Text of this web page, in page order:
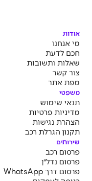
אודות
מי אנחנו
חכם לדעת
שאלות ותשובות
צור קשר
מפת אתר
משפטי
תנאי שימוש
מדיניות פרטיות
הצהרת נגישות
תקנון הגרלת רכב
שירותים
פרסום רכב
פרסום נדל״ן
פרסום דרך WhatsApp